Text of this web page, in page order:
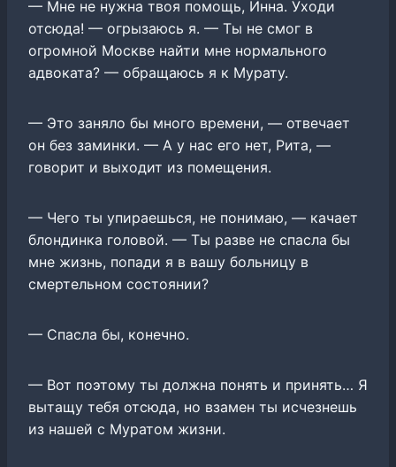
— Мне не нужна твоя помощь, Инна. Уходи
отсюда! — огрызаюсь я. — Ты не смог в
огромной Москве найти мне нормального
адвоката? — обращаюсь я к Мурату.
— Это заняло бы много времени, — отвечает
он без заминки. — А у нас его нет, Рита, —
говорит и выходит из помещения.
— Чего ты упираешься, не понимаю, — качает
блондинка головой. — Ты разве не спасла бы
мне жизнь, попади я в вашу больницу в
смертельном состоянии?
— Спасла бы, конечно.
— Вот поэтому ты должна понять и принять… Я
вытащу тебя отсюда, но взамен ты исчезнешь
из нашей с Муратом жизни.